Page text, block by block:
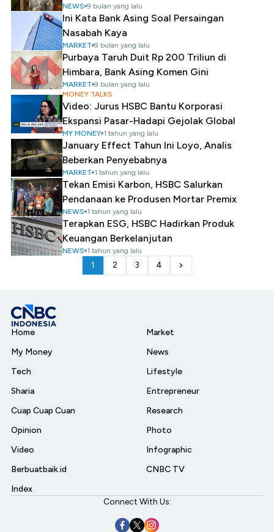
NEWS 9 bulan yang lalu
Ini Kata Bank Asing Soal Persaingan
Nasabah Kaya
MARKET 9 bulan yang lalu
Purbaya Taruh Duit Rp 200 Triliun di
Himbara, Bank Asing Komen Gini
MARKET 9 bulan yang lalu
MONEY TALKS
Video: Jurus HSBC Bantu Korporasi
Ekspansi Pasar-Hadapi Gejolak Global
MY MONEY 1 tahun yang lalu
January Effect Tahun Ini Loyo, Analis
Beberkan Penyebabnya
MARKET 1 tahun yang lalu
Tekan Emisi Karbon, HSBC Salurkan
Pendanaan ke Produsen Mortar Premix
NEWS 1 tahun yang lalu
Terapkan ESG, HSBC Hadirkan Produk
Keuangan Berkelanjutan
NEWS 1 tahun yang lalu
1 2 3 4
Home
My Money
Tech
Sharia
Cuap Cuap Cuan
Opinion
Video
Berbuatbaik.id
Index
Market
News
Lifestyle
Entrepreneur
Research
Photo
Infographic
CNBC TV
Connect With Us: